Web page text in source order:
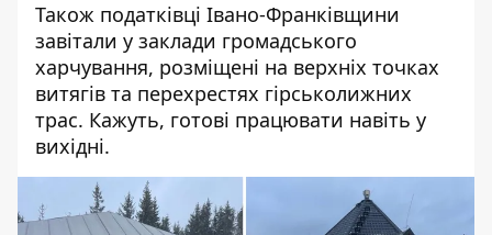
Також податківці Івано-Франківщини
завітали у заклади громадського
харчування, розміщені на верхніх точках
витягів та перехрестях гірськолижних
трас. Кажуть, готові працювати навіть у
вихідні.